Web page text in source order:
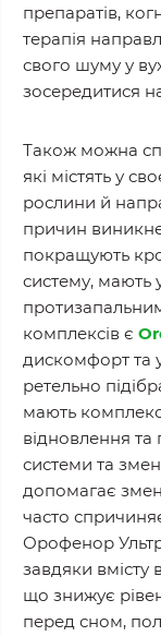
препаратів,
терапія
свого шуму у
зосередитися
Також можна
які містять у
рослини й
причин
покращують
систему, мають
комплексів є
дискомфорт та
ретельно
мають
відновлення та
системи та
допомагає
часто
Орофенор
завдяки вмісту
що знижує
перед сном,